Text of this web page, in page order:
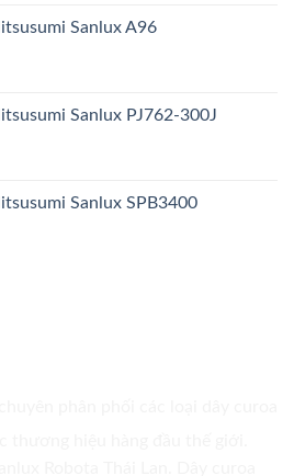
Sanlux A96
Sanlux PJ762-300J
Sanlux SPB3400